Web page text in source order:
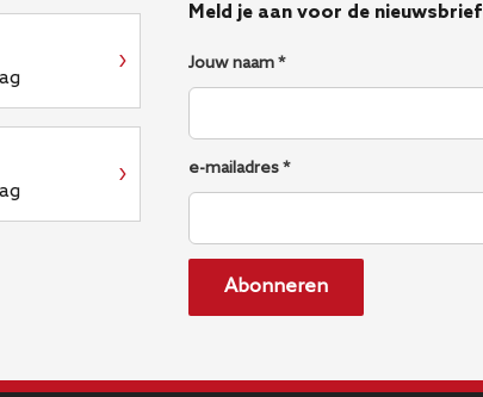
›
›
Meld je aan voor de nieuwsbrief
Jouw naam *
e-mailadres *
Abonneren